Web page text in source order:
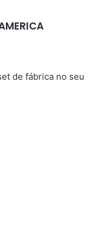
de fábrica no seu